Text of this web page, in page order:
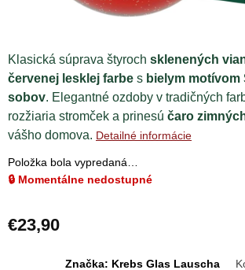
Klasická súprava štyroch sklenených
červenej lesklej farbe s bielym motívom
sobov. Elegantné ozdoby v tradičných
rozžiaria stromček a prinesú čaro
vášho domova. Detailné informácie
Položka bola vypredaná…
🔒 Momentálne nedostupné
€23,90
Značka: Krebs Glas Lauscha